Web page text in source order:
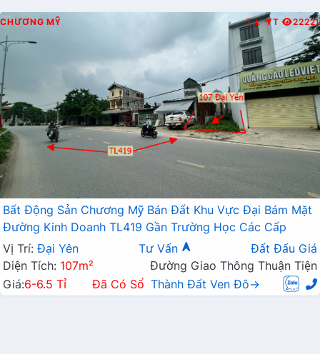
CHƯƠNG MỸ T.L T 22221
Bất Động Sản Chương Mỹ Bán Đất Khu Vực Đại Bám Mặt
Đường Kinh Doanh TL419 Gần Trường Học Các Cấp
Vị Trí: Đại Yên Tư Vấn
Đất Đấu Giá
Diện Tích: 107m²
Đường Giao Thông Thuận Tiện
Giá:6-6.5 Tỉ Đã Có Sổ Thành Đất Ven Đô→